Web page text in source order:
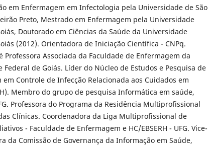
em Enfermagem em Infectologia pela Universidade de São
Preto, Mestrado em Enfermagem pela Universidade
Doutorado em Ciências da Saúde da Universidade
(2012). Orientadora de Iniciação Científica - CNPq.
Professora Associada da Faculdade de Enfermagem da
Federal de Goiás. Líder do Núcleo de Estudos e Pesquisa de
em Controle de Infecção Relacionada aos Cuidados em
Membro do grupo de pesquisa Informática em saúde,
Professora do Programa da Residência Multiprofissional
Clínicas. Coordenadora da Liga Multiprofissional de
- Faculdade de Enfermagem e HC/EBSERH - UFG. Vice-
da Comissão de Governança da Informação em Saúde,